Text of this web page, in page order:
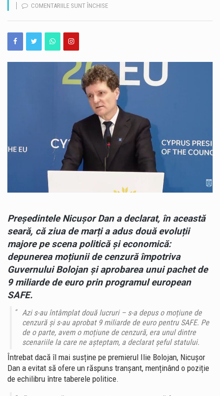
România își păstrează ratingul suveran „Baa3”, după ce agenția internațională Moody’s Ratings a reconfirmat calificativul acordat țării. România rămâne astfel în categoria statelor recomandate pentru investiții, însă perspectiva asociată ratingului este în continuare negativă. Decizia Moody’s vine în contextul progreselor înregistrate de România în ceea ce privește reducerea deficitului bugetar. Agenția apreciază că ritmul consolidării fiscale din 2025 și din prima jumătate a anului 2026 a fost mai rapid decât estimările anterioare. Potrivit prognozei Moody’s, deficitul bugetar ar urma să ajungă la 5,8% din PIB în 2026, în scădere cu peste două puncte procentuale față de anul precedent. Evoluția este…
Cât de bine cunoaștem, de fapt, străduțele pe care trecem aproape zilnic prin Peninsula Constanței? Unele dintre ele ascund povești de acum aproape un secol, iar acestea pot fi descoperite astăzi, în cadrul unui nou tur ghidat gratuit. Muzeul de Istorie Națională și Arheologie Constanța continuă proiectul cultural „Vara la Constanța – Pe străzile mai puțin știute ale orașului”, dedicat istoriei moderne și patrimoniului urban al municipiului. Sâmbătă, 8 august 2026, de la ora 10:00, constănțenii și turiștii sunt invitați la o plimbare prin Peninsula orașului, pornind de la Statuia Lupoaica (Lupa Capitolina), din Piața Ovidiu. Turul va fi susținut…
COMENTARIILE SUNT ÎNCHISEPENTRU
MOȚIUNEA
DE
CENZURĂ
DEPUSĂ
DE
PSD
ȘI
AUR:
„ERA
SCENARIU
Președintele Nicușor Dan a declarat, în această
seară, că ziua de marți a adus două evoluții
majore pe scena politică și economică:
depunerea moțiunii de cenzură împotriva
Guvernului Bolojan și aprobarea unui pachet de
9 miliarde de euro prin programul european
SAFE.
Azi s-au întâmplat două lucruri – s-a depus o moțiune de
cenzură și s-au aprobat 9 miliarde de euro pentru SAFE. Pe
de o parte, avem o moțiune de cenzură, era unul dintre
scenariile la care ne așteptam, a declarat șeful statului.
Întrebat dacă îl mai susține pe premierul Ilie Bolojan, Nicușor
Dan a evitat să ofere un răspuns tranșant, menținând o poziție
de echilibru între taberele politice.